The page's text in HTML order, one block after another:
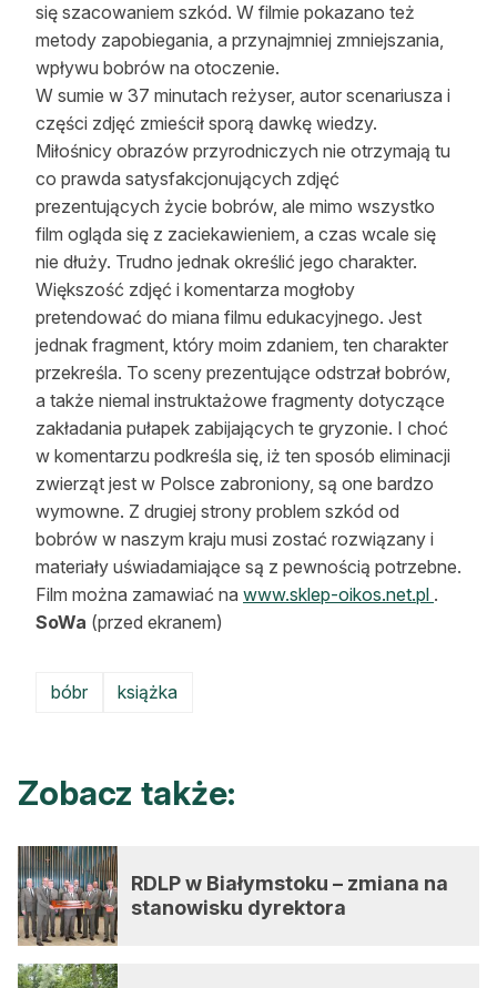
się szacowaniem szkód. W filmie pokazano też
metody zapobiegania, a przynajmniej zmniejszania,
wpływu bobrów na otoczenie.
W sumie w 37 minutach reżyser, autor scenariusza i
części zdjęć zmieścił sporą dawkę wiedzy.
Miłośnicy obrazów przyrodniczych nie otrzymają tu
co prawda satysfakcjonujących zdjęć
prezentujących życie bobrów, ale mimo wszystko
film ogląda się z zaciekawieniem, a czas wcale się
nie dłuży. Trudno jednak określić jego charakter.
Większość zdjęć i komentarza mogłoby
pretendować do miana filmu edukacyjnego. Jest
jednak fragment, który moim zdaniem, ten charakter
przekreśla. To sceny prezentujące odstrzał bobrów,
a także niemal instruktażowe fragmenty dotyczące
zakładania pułapek zabijających te gryzonie. I choć
w komentarzu podkreśla się, iż ten sposób eliminacji
zwierząt jest w Polsce zabroniony, są one bardzo
wymowne. Z drugiej strony problem szkód od
bobrów w naszym kraju musi zostać rozwiązany i
materiały uświadamiające są z pewnością potrzebne.
Film można zamawiać na www.sklep-oikos.net.pl .
SoWa (przed ekranem)
bóbr książka
Zobacz także:
RDLP w Białymstoku – zmiana na
stanowisku dyrektora